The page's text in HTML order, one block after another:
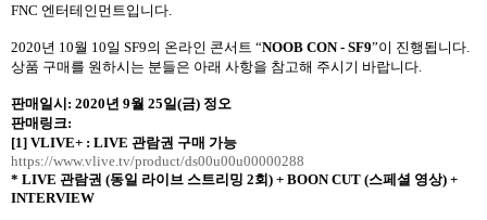
FNC 엔터테인먼트입니다
2020년 10월 10일 SF9의 온라인 콘서트 “NOOB CON - SF9”이 진행됩니다
상품 구매를 원하시는 분들은 아래 사항을 참고해 주시기 바랍니다
판매일시: 2020년 9월 25일(금) 정오
판매링크:
[1] VLIVE+ : LIVE 관람권 구매 가능
https://www.vlive.tv/product/ds00u00u00000288
* LIVE 관람권 (동일 라이브 스트리밍 2회) + BOON CUT (스페셜 영상) +
INTERVIEW